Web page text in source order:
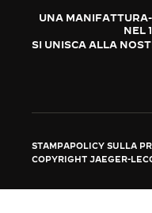
GARANZIA
MOSTRA
THE SOUND
THE
MAESTRIA:
UNA
NEL
SI UNISCA ALLA
STAMPAPOLICY SULLA
COPYRIGHT JAEGER-